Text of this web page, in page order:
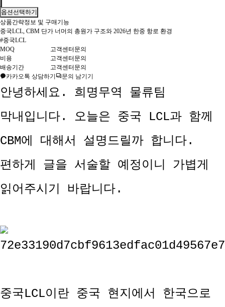
옵션선택하기
상품간략정보 및 구매기능
중국LCL, CBM 단가 너머의 총원가 구조와 2026년 한중 항로 환경
#중국LCL
MOQ
고객센터문의
비용
고객센터문의
배송기간
고객센터문의
카카오톡 상담하기
문의 남기기
안녕하세요. 희명무역 물류팀
막내입니다. 오늘은 중국 LCL과 함께
CBM에 대해서 설명드릴까 합니다.
편하게 글을 서술할 예정이니 가볍게
읽어주시기 바랍니다.
중국LCL이란 중국 현지에서 한국으로